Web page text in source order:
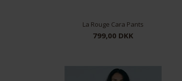
36 38
La Rouge Cara Pants
799,00 DKK